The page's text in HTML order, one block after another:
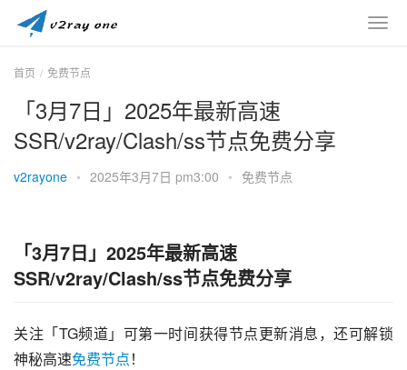
首页 免费节点
「3月7日」2025年最新高速
SSR/v2ray/Clash/ss节点免费分享
v2rayone • 2025年3月7日 pm3:00 • 免费节点
「3月7日」2025年最新高速
SSR/v2ray/Clash/ss节点免费分享
关注「TG频道」可第一时间获得节点更新消息，还可解锁
神秘高速免费节点！